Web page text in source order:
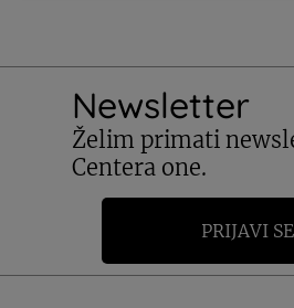
Newsletter
Želim primati
Centera one.
PRIJAVI SE